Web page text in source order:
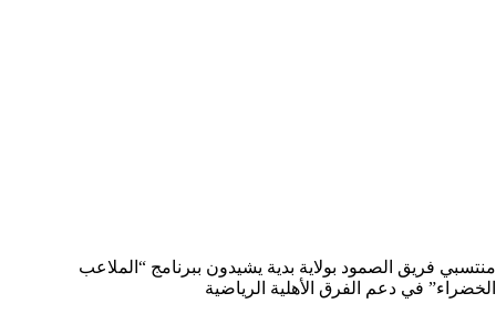
منتسبي فريق الصمود بولاية بدية يشيدون ببرنامج “الملاعب
الخضراء” في دعم الفرق الأهلية الرياضية